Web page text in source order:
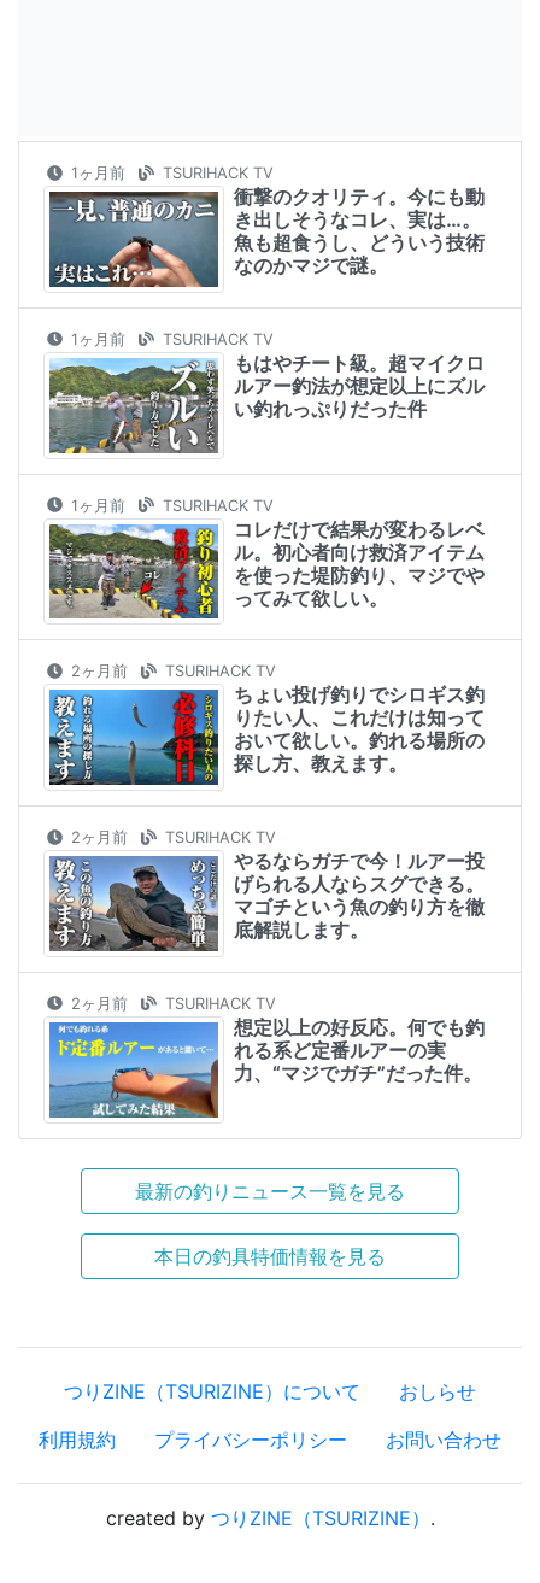
1ヶ月前 TSURIHACK TV
衝撃のクオリティ。今にも動
き出しそうなコレ、実は…。
魚も超食うし、どういう技術
なのかマジで謎。
1ヶ月前 TSURIHACK TV
もはやチート級。超マイクロ
ルアー釣法が想定以上にズル
い釣れっぷりだった件
1ヶ月前 TSURIHACK TV
コレだけで結果が変わるレベ
ル。初心者向け救済アイテム
を使った堤防釣り、マジでや
ってみて欲しい。
2ヶ月前 TSURIHACK TV
ちょい投げ釣りでシロギス釣
りたい人、これだけは知って
おいて欲しい。釣れる場所の
探し方、教えます。
2ヶ月前 TSURIHACK TV
やるならガチで今！ルアー投
げられる人ならスグできる。
マゴチという魚の釣り方を徹
底解説します。
2ヶ月前 TSURIHACK TV
想定以上の好反応。何でも釣
れる系ど定番ルアーの実
力、“マジでガチ”だった件。
最新の釣りニュース一覧を見る
本日の釣具特価情報を見る
つりZINE（TSURIZINE）について
おしらせ
利用規約
プライバシーポリシー お問い合わせ
created by つりZINE（TSURIZINE） .